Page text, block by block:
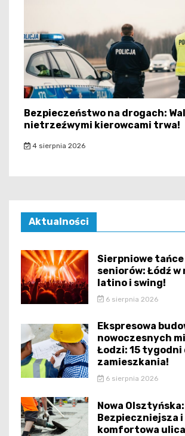
Bezpieczeństwo na drogach:
nietrzeźwymi kierowcami trwa!
4 sierpnia 2026
Aktualności
Sierpniowe tańce
seniorów: Łódź
latino i swing!
6 sierpnia 2026
Ekspresowa
nowoczesnych
Łodzi: 15 tygodni
zamieszkania!
6 sierpnia 2026
Nowa Olsztyńska:
Bezpieczniejsza
komfortowa